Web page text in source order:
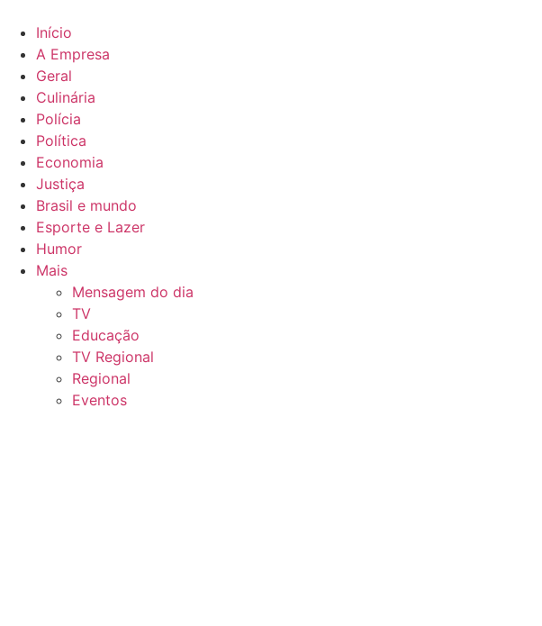
para
conteúdo
Início
A Empresa
Geral
Culinária
Polícia
Política
Economia
Justiça
Brasil e mundo
Esporte e Lazer
Humor
Mais
Mensagem do dia
TV
Educação
TV Regional
Regional
Eventos